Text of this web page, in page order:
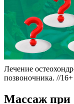
Лечение
позвоночника. //16+
Массаж при